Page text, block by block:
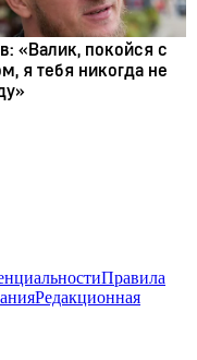
Правила
Редакционная